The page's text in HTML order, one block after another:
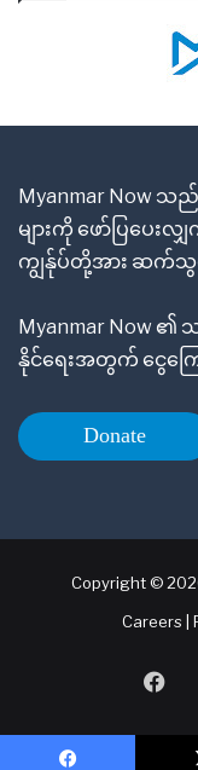
Myanmar Now
များကို ဖော်ပြပေ
ကျွန်ုပ်တို့အား ဆက်သွ
Myanmar Now
နိုင်ရေးအတွက် ငွေကြ
Donate
Copyright ©
Careers